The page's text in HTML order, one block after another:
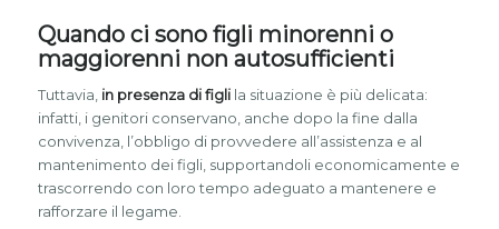
Quando ci sono figli minorenni o
maggiorenni non autosufficienti
Tuttavia, in presenza di figlila situazione è più delicata:
infatti, i genitori conservano, anche dopo la fine dalla
convivenza, l’obbligo di provvedere all’assistenza e al
mantenimento dei figli, supportandoli economicamente e
trascorrendo con loro tempo adeguato a mantenere e
rafforzare il legame.